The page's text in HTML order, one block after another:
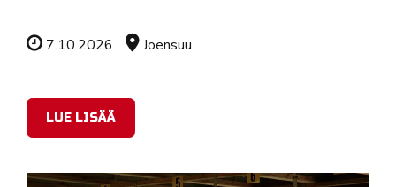
Tapahtuman ajankohta
7.10.2026 Sijainti
Joensuu
LUE LISÄÄ